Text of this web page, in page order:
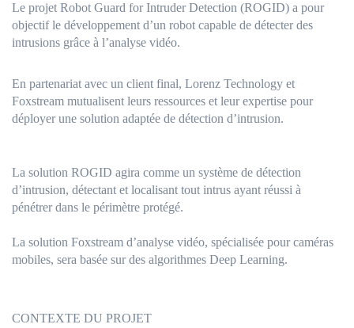
Le projet Robot Guard for Intruder Detection (ROGID) a pour
objectif le développement d’un robot capable de détecter des
intrusions grâce à l’analyse vidéo.
En partenariat avec un client final, Lorenz Technology et
Foxstream mutualisent leurs ressources et leur expertise pour
déployer une solution adaptée de détection d’intrusion.
La solution ROGID agira comme un système de détection
d’intrusion, détectant et localisant tout intrus ayant réussi à
pénétrer dans le périmètre protégé.
La solution Foxstream d’analyse vidéo, spécialisée pour caméras
mobiles, sera basée sur des algorithmes Deep Learning.
CONTEXTE DU PROJET